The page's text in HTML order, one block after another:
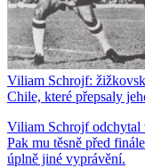
Viliam Schrojf:
Chile, které přepsaly
Viliam Schrojf odchytal
Pak mu těsně před
úplně jiné vyprávění.